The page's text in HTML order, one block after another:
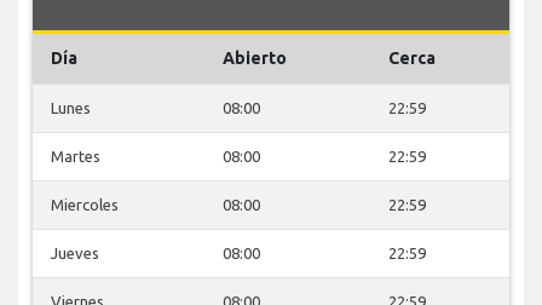
Día Abierto Cerca
Lunes 08:00 22:59
Martes 08:00 22:59
Miercoles 08:00 22:59
Jueves 08:00 22:59
Viernes 08:00 22:59